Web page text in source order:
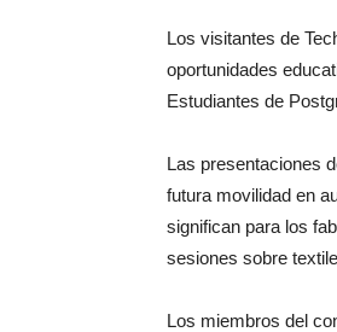
Los visitantes de
oportunidades
Estudiantes de
Las presentaciones
futura movilidad en
significan para los
sesiones sobre
Los miembros del